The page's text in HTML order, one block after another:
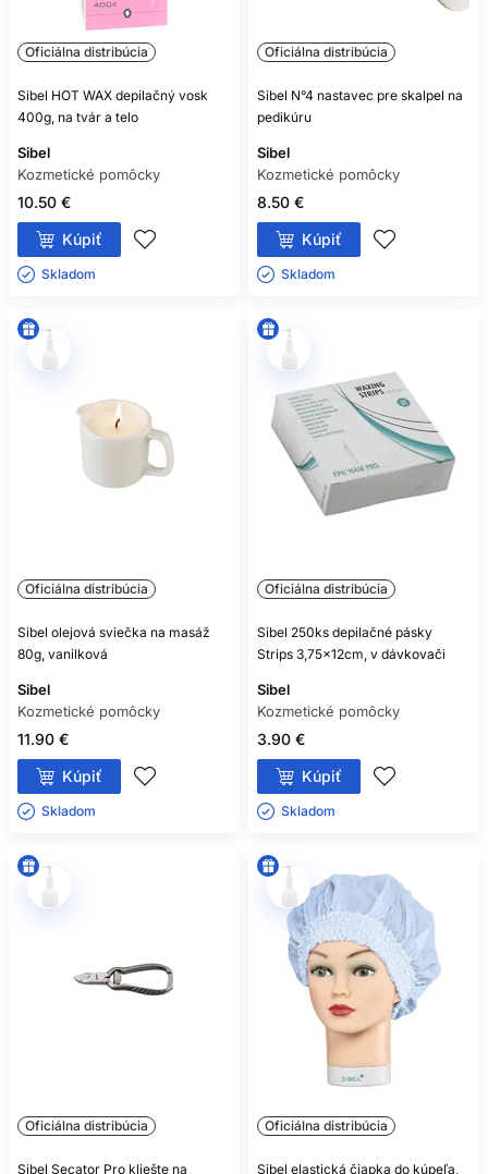
Oficiálna distribúcia
Sibel HOT WAX depilačný vosk
400g, na tvár a telo
Sibel
Kozmetické pomôcky
10.50 €
Kúpiť
Skladom ㅤ
Oficiálna distribúcia
Sibel N°4 nastavec pre skalpel na
pedikúru
Sibel
Kozmetické pomôcky
8.50 €
Kúpiť
Skladom ㅤ
Oficiálna distribúcia
Sibel olejová sviečka na masáž
80g, vanilková
Sibel
Kozmetické pomôcky
11.90 €
Kúpiť
Skladom ㅤ
Oficiálna distribúcia
Sibel 250ks depilačné pásky
Strips 3,75x12cm, v dávkovači
Sibel
Kozmetické pomôcky
3.90 €
Kúpiť
Skladom ㅤ
Oficiálna distribúcia
Sibel Secator Pro kliešte na
Oficiálna distribúcia
Sibel elastická čiapka do kúpeľa,